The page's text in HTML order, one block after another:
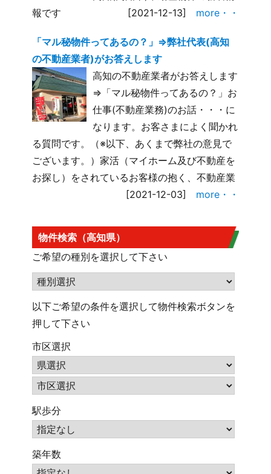
報です
[2021-12-13] more・・
「マル秘物件ってあるの？」⇒弊社代表(高知
の不動産業者)がお答えします
高知の不動産業者がお答えします
⇒「マル秘物件ってあるの？」お
仕事(不動産業務)のお話・・・に
なります。お客さまによく聞かれ
る質問です。（※以下、あくまで弊社の意見で
ございます。）家活（マイホーム及び不動産を
お探し）をされているお客様の抱く、不動産業
[2021-12-03] more・・
物件検索（高知県）
ご希望の種別を選択して下さい
以下ご希望の条件を選択して物件検索ボタンを
押して下さい
市区選択
駅歩分
築年数